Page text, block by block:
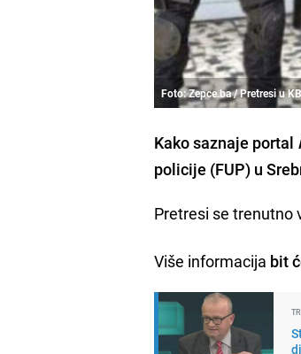
Foto: Zepce.ba / Pretresi u
Kako saznaje portal
policije (FUP) u
Pretresi se trenutno
Više informacija bit